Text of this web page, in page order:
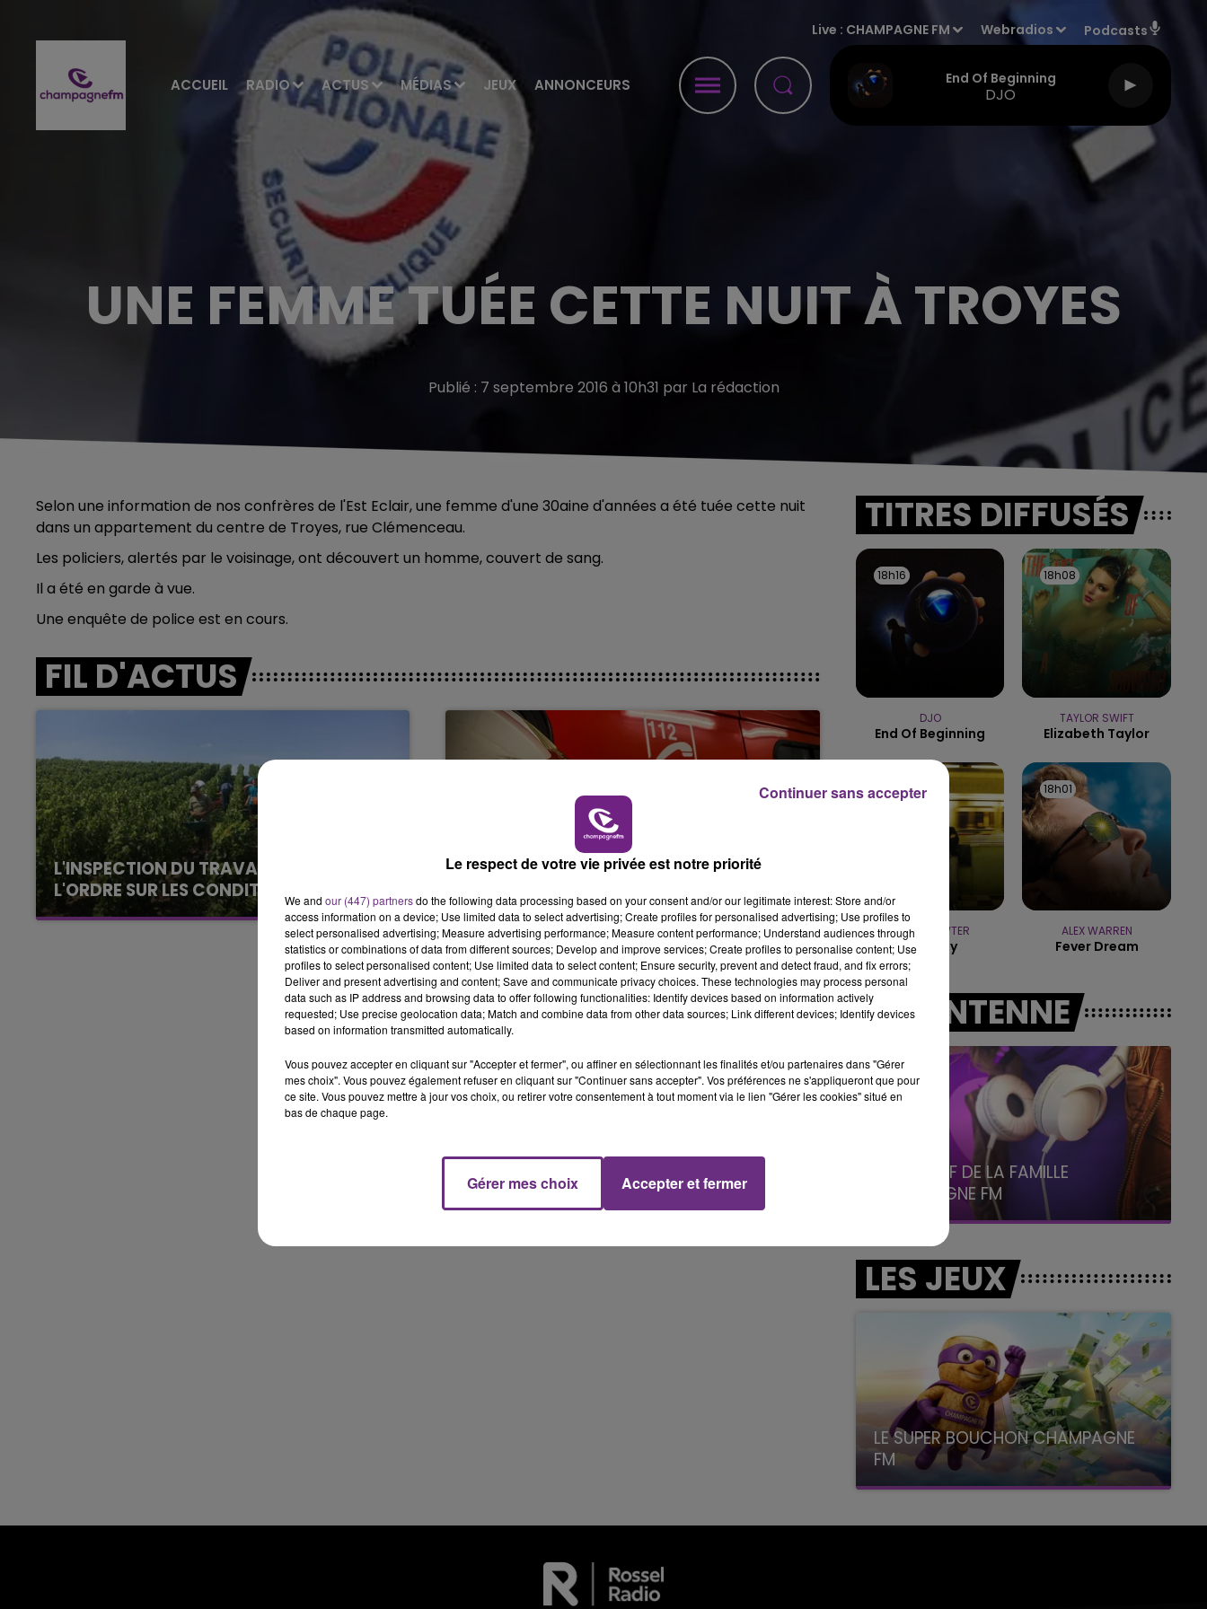
ACCUEIL RADIO ACTUS MÉDIAS JEUX ANNONCEURS
Live : CHAMPAGNE FM Webradios Podcasts
End Of Beginning
DJO
15h00 - 19h00
LE CLUB CHAMPAGNE FM
19h00 - 19h15
LA POP MACHINE - CHAMPAGNE FM
19h15 - 20h00
LA RADIO POP
UNE FEMME TUÉE CETTE NUIT À TROYES
Publié : 7 septembre 2016 à 10h31 par La rédaction
Selon une information de nos confrères de l'Est Eclair, une femme d'une 30aine d'années a été tuée cette nuit
dans un appartement du centre de Troyes, rue Clémenceau.
Les policiers, alertés par le voisinage, ont découvert un homme, couvert de sang.
Il a été en garde à vue.
Une enquête de police est en cours.
FIL D'ACTUS
L'INSPECTION DU TRAVAIL RAPPELLE À
L'ORDRE SUR LES CONDITIONS DE...
Alors que les dates de début des vendange
2026 s'est avéré être plus précoce que prévu,
l'inspection du Travail en profite pour rappeler
UN FEU DE REMORQUE BLOQUE LA
Un feu de remorque s'est déclaré ce mercredi
en fin de matinée sur l'A34.
TITRES DIFFUSÉS
18h16
18h16
DJO
End Of Beginning
18h08
18h08
TAYLOR SWIFT
Elizabeth Taylor
18h04
18h04
DANIEL POWTER
Bad Day
18h01
18h01
ALEX WARREN
Fever Dream
A L'ANTENNE
19h15 - 20h00
LA RADIO POP
LE BEST OF DE LA FAMILLE
CHAMPAGNE FM
LES JEUX
LE SUPER BOUCHON CHAMPAGNE
FM
avec La Famille Champagne FM, à 8H10
Le respect de votre vie privée est notre priorité
We and our (447) partnersdo the following data processing based on your consent and/or our legitimate interest: Store and/or
access information on a device; Use limited data to select advertising; Create profiles for personalised advertising; Use profiles to
select personalised advertising; Measure advertising performance; Measure content performance; Understand audiences through
statistics or combinations of data from different sources; Develop and improve services; Create profiles to personalise content; Use
profiles to select personalised content; Use limited data to select content; Ensure security, prevent and detect fraud, and fix errors;
Deliver and present advertising and content; Save and communicate privacy choices. These technologies may process personal
data such as IP address and browsing data to offer following functionalities: Identify devices based on information actively
requested; Use precise geolocation data; Match and combine data from other data sources; Link different devices; Identify devices
based on information transmitted automatically.
Vous pouvez accepter en cliquant sur "Accepter et fermer", ou affiner en sélectionnant les finalités et/ou partenaires dans "Gérer
mes choix". Vous pouvez également refuser en cliquant sur "Continuer sans accepter". Vos préférences ne s'appliqueront que pour
ce site. Vous pouvez mettre à jour vos choix, ou retirer votre consentement à tout moment via le lien "Gérer les cookies" situé en
bas de chaque page.
Gérer mes choix Accepter et fermer
Continuer sans accepter